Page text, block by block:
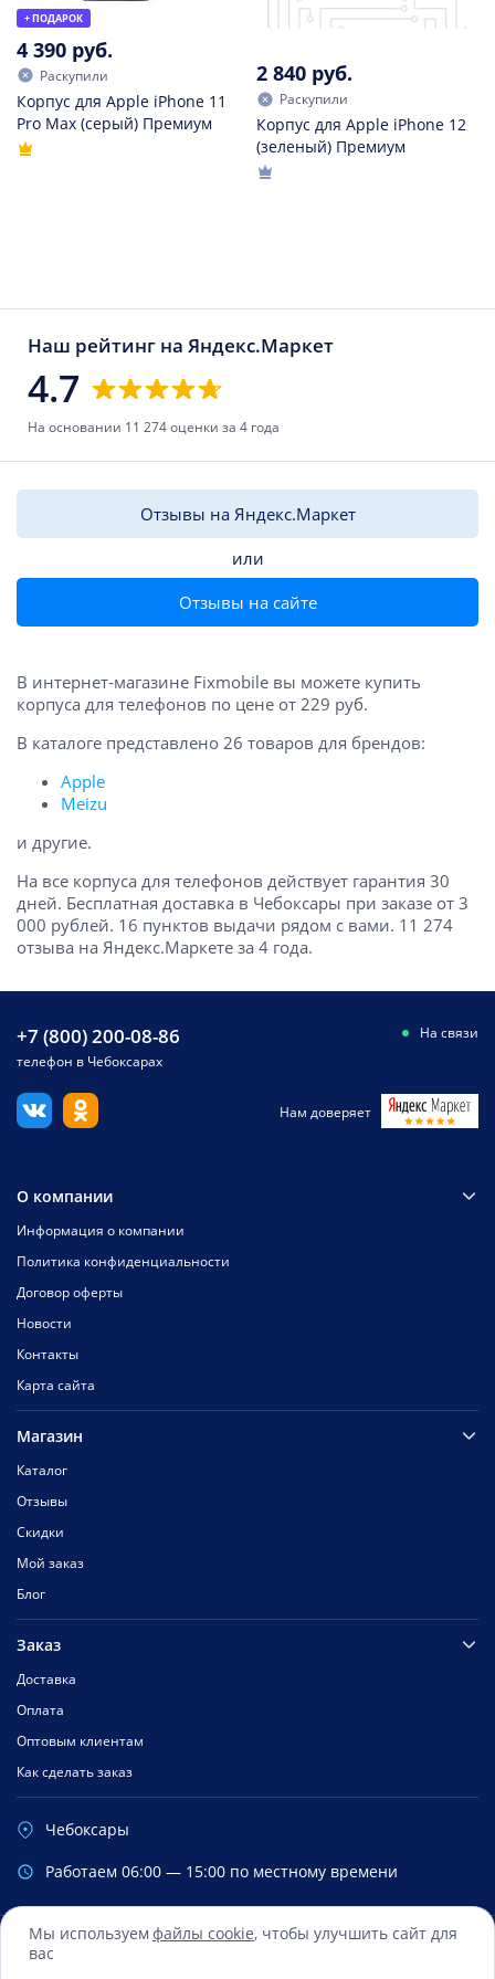
Мы используем файлы cookie, чтобы улучшить сайт для
вас
+ ПОДАРОК
4 390 руб.
Раскупили
Корпус для Apple iPhone 11
Pro Max (серый) Премиум
2 840 руб.
Раскупили
Корпус для Apple iPhone 12
(зеленый) Премиум
Наш рейтинг на Яндекс.Маркет
4.7
На основании 11 274 оценки за 4 года
Отзывы на Яндекс.Маркет
или
Отзывы на сайте
В интернет-магазине Fixmobile вы можете купить
корпуса для телефонов по цене от 229 руб.
В каталоге представлено 26 товаров для брендов:
Apple
Meizu
и другие.
На все корпуса для телефонов действует гарантия 30
дней. Бесплатная доставка в Чебоксары при заказе от 3
000 рублей. 16 пунктов выдачи рядом с вами. 11 274
отзыва на Яндекс.Маркете за 4 года.
+7 (800) 200-08-86
телефон в Чебоксарах
На связи
Нам доверяет
О компании
Информация о компании
Политика конфиденциальности
Договор оферты
Новости
Контакты
Карта сайта
Магазин
Каталог
Отзывы
Скидки
Мой заказ
Блог
Заказ
Доставка
Оплата
Оптовым клиентам
Как сделать заказ
Чебоксары
Работаем 06:00 — 15:00 по местному времени
Сбербанк